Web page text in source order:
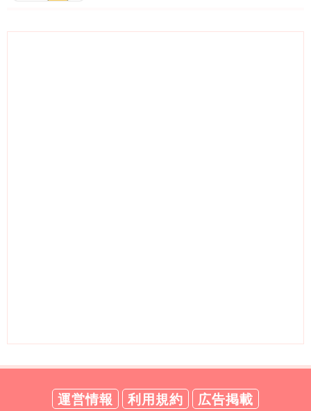
運営情報 利用規約 広告掲載